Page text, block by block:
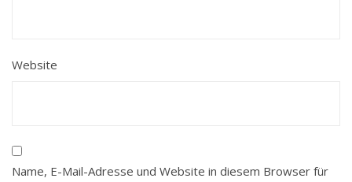
Website
Name, E-Mail-Adresse und Website in diesem Browser für